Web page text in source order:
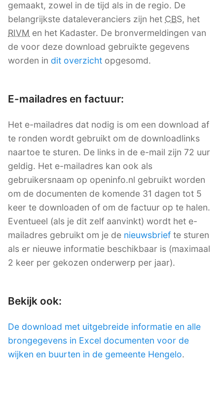
gemaakt, zowel in de tijd als in de regio. De
belangrijkste dataleveranciers zijn het CBS, het
RIVM en het Kadaster. De bronvermeldingen van
de voor deze download gebruikte gegevens
worden in dit overzicht opgesomd.
E-mailadres en factuur:
Het e-mailadres dat nodig is om een download af
te ronden wordt gebruikt om de downloadlinks
naartoe te sturen. De links in de e-mail zijn 72 uur
geldig. Het e-mailadres kan ook als
gebruikersnaam op openinfo.nl gebruikt worden
om de documenten de komende 31 dagen tot 5
keer te downloaden of om de factuur op te halen.
Eventueel (als je dit zelf aanvinkt) wordt het e-
mailadres gebruikt om je de nieuwsbrief te sturen
als er nieuwe informatie beschikbaar is (maximaal
2 keer per gekozen onderwerp per jaar).
Bekijk ook:
De download met uitgebreide informatie en alle
brongegevens in Excel documenten voor de
wijken en buurten in de gemeente Hengelo.